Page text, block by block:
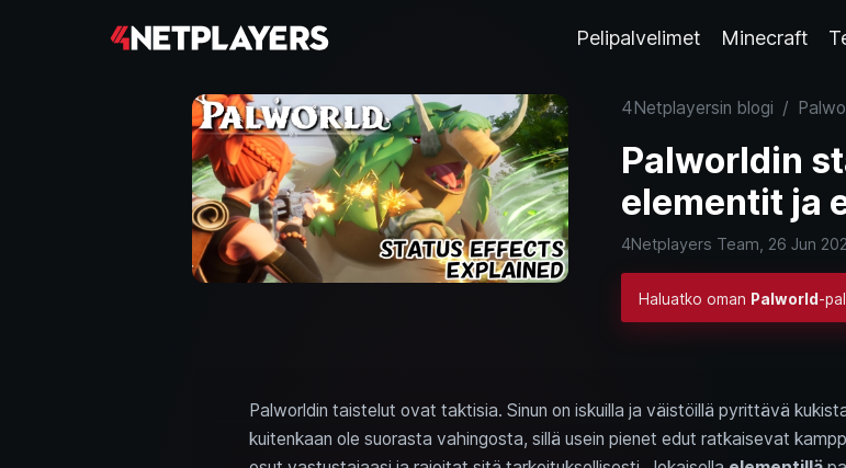
Pelipalvelimet Minecraft
4Netplayersin blogi /
Palworldin
elementit ja
4Netplayers Team, 26 Jun
Haluatko oman Palworld -
Palworldin taistelut ovat taktisia. Sinun on iskuilla ja väistöillä pyrittävä
kuitenkaan ole suorasta vahingosta, sillä usein pienet edut ratkaisevat